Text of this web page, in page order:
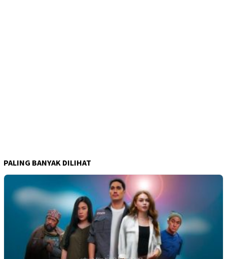
PALING BANYAK DILIHAT